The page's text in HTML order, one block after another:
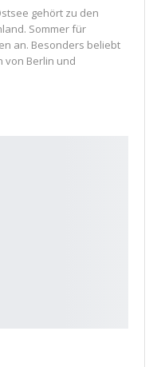
gehört zu den
Sommer für
an. Besonders beliebt
von Berlin und